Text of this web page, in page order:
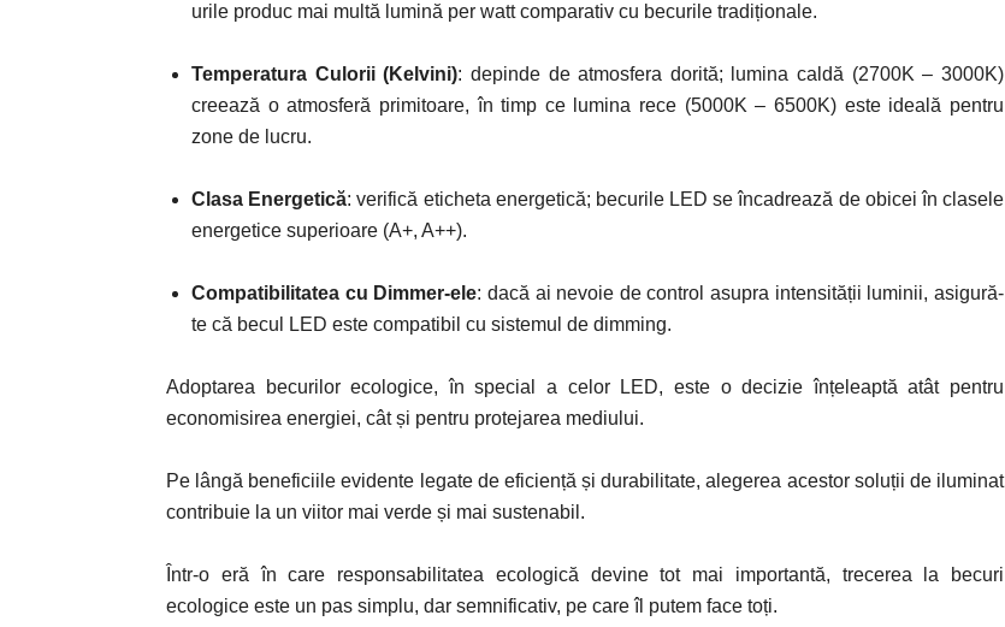
urile produc mai multă lumină per watt comparativ cu becurile tradiționale.
Temperatura Culorii (Kelvini): depinde de atmosfera dorită; lumina caldă (2700K – 3000K)
creează o atmosferă primitoare, în timp ce lumina rece (5000K – 6500K) este ideală pentru
zone de lucru.
Clasa Energetică:verifică eticheta energetică; becurile LED se încadrează de obicei în clasele
energetice superioare (A+, A++).
Compatibilitatea cu Dimmer-ele: dacă ai nevoie de control asupra intensității luminii, asigură-
te că becul LED este compatibil cu sistemul de dimming.
Adoptarea becurilor ecologice, în special a celor LED, este o decizie înțeleaptă atât pentru
economisirea energiei, cât și pentru protejarea mediului.
Pe lângă beneficiile evidente legate de eficiență și durabilitate, alegerea acestor soluții de iluminat
contribuie la un viitor mai verde și mai sustenabil.
Într-o eră în care responsabilitatea ecologică devine tot mai importantă, trecerea la becuri
ecologice este un pas simplu, dar semnificativ, pe care îl putem face toți.